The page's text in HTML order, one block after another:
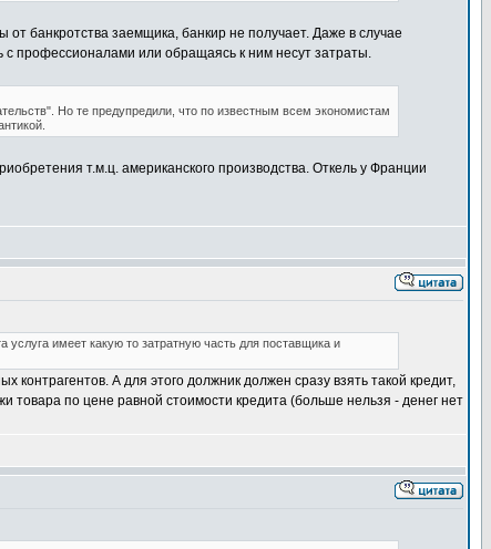
банкротства заемщика, банкир не получает. Даже в случае
с профессионалами или обращаясь к ним несут затраты.
Но те предупредили, что по известным всем экономистам
т.м.ц. американского производства. Откель у Франции
услуга имеет какую то затратную часть для поставщика и
контрагентов. А для этого должник должен сразу взять такой кредит,
товара по цене равной стоимости кредита (больше нельзя - денег нет